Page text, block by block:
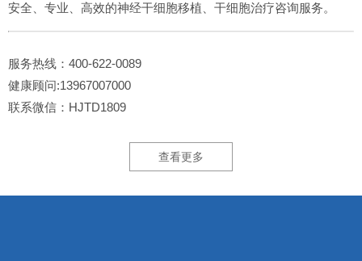
安全、专业、高效的神经干细胞移植、干细胞治疗咨询服务。
服务热线：400-622-0089
健康顾问:13967007000
联系微信：HJTD1809
查看更多